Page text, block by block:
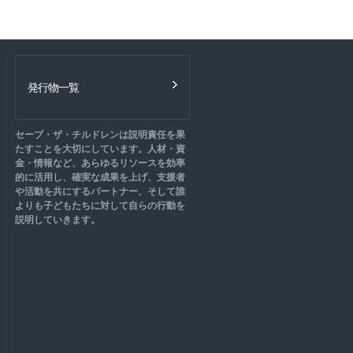
発行物一覧
セーブ・ザ・チルドレンは説明責任を果
たすことを大切にしています。人材・資
金・情報など、あらゆるリソースを効率
的に活用し、確実な成果を上げ、支援者
や活動を共にするパートナー、そして誰
よりも子どもたちに対して自らの行動を
説明していきます。